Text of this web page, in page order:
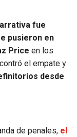
fue
pusieron en
Price en los
el empate y
desde
de penales, el